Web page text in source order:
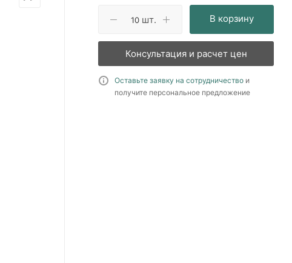
шт. В корзину
Консультация и расчет цен
Оставьте заявку на сотрудничество и
получите персональное предложение